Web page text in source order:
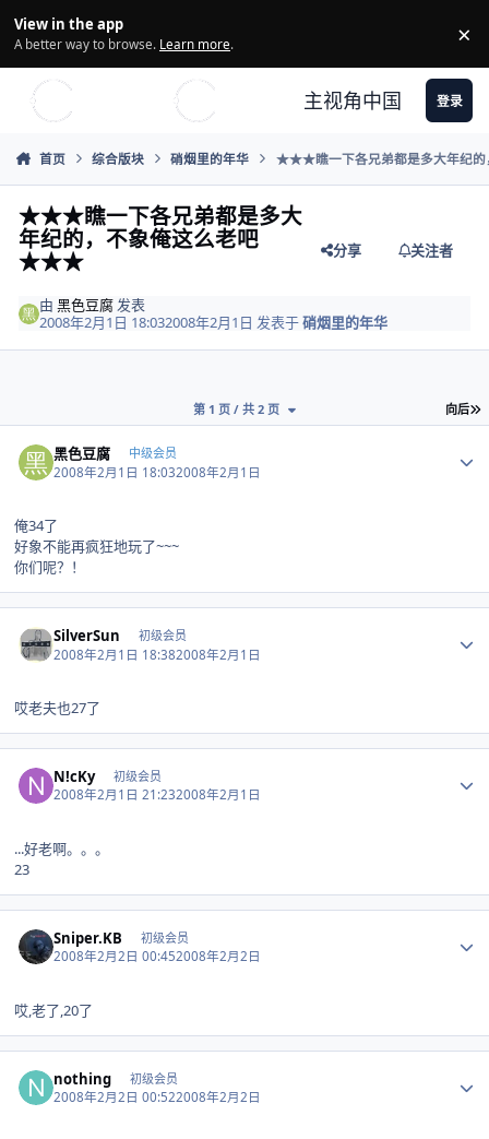
View in the app
A better way to browse. Learn more. ×
主视角中国 登录
首页 综合版块 硝烟里的年华 ★★★瞧一下各兄弟都是多大年纪
★★★瞧一下各兄弟都是多大
年纪的，不象俺这么老吧
★★★ 分享 关注者
由黑色豆腐 发表
2008年2月1日 18:032008年2月1日 发表于硝烟里的年华
向后
第 1 页 / 共 2 页
黑色豆腐 中级会员
2008年2月1日 18:032008年2月1日
俺34了
好象不能再疯狂地玩了~~~
你们呢？！
SilverSun 初级会员
2008年2月1日 18:382008年2月1日
哎老夫也27了
N!cKy 初级会员
2008年2月1日 21:232008年2月1日
...好老啊。。。
23
Sniper.KB 初级会员
2008年2月2日 00:452008年2月2日
哎,老了,20了
nothing 初级会员
2008年2月2日 00:522008年2月2日